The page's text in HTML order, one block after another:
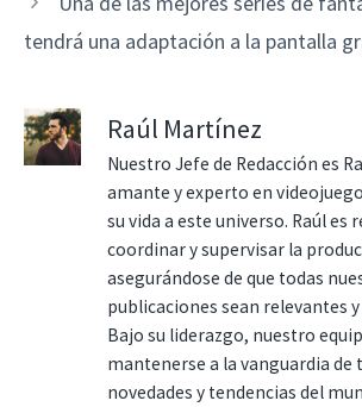
tendrá una adaptación a la pantalla
Raúl Martínez
Nuestro Jefe de Redacción es
amante y experto en
su vida a este universo. Raúl es
coordinar y supervisar la
asegurándose de que todas
publicaciones sean relevantes
Bajo su liderazgo, nuestro
mantenerse a la vanguardia de
novedades y tendencias del